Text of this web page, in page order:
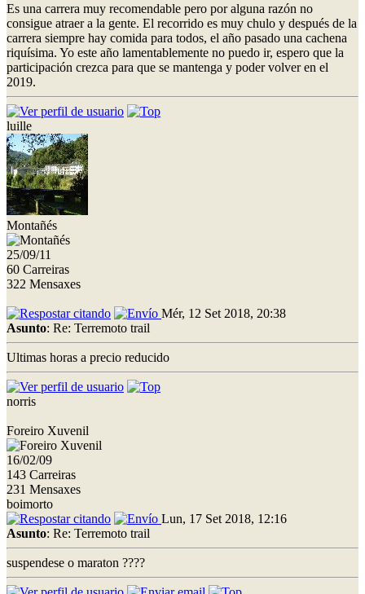
Es una carrera muy recomendable pero por alguna razón no
consigue atraer a la gente. El recorrido es muy chulo y después de la
carrera siempre hay comida para todos, el año pasado una cachena
riquísima. Yo este año lamentablemente no puedo ir, espero que la
participación crezca para que se mantenga y poder volver en el
2019.
luille
Montañés
25/09/11
60 Carreiras
322 Mensaxes
Mér, 12 Set 2018, 20:38
Asunto: Re: Terremoto trail
Ultimas horas a precio reducido
norris
Foreiro Xuvenil
16/02/09
143 Carreiras
231 Mensaxes
boimorto
Lun, 17 Set 2018, 12:16
Asunto: Re: Terremoto trail
suspendese o maraton ????